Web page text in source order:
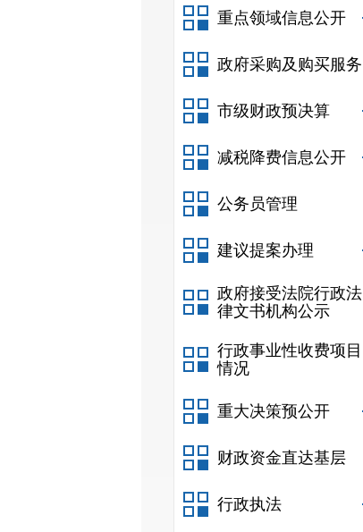
重点领域信息公开
政府采购及购买服务
市级财政预决算
减税降费信息公开
公务员管理
建议提案办理
政府接受法院行政法
律文书机构公示
行政事业性收费项目
情况
重大决策预公开
财政资金直达基层
行政执法